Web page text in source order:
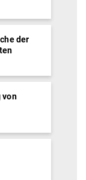
der
von